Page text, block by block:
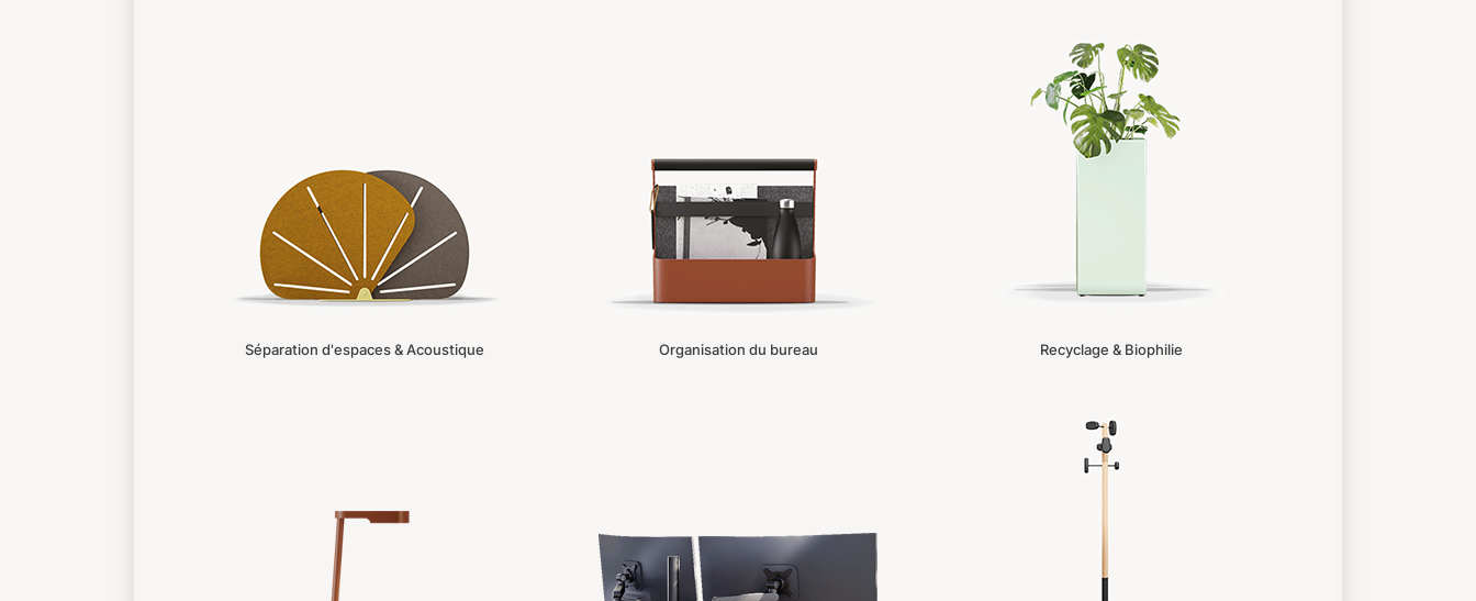
Séparation d'espaces & Acoustique Organisation du bureau Recyclage & Biophilie